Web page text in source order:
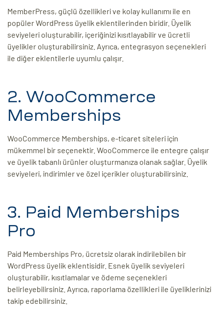
MemberPress, güçlü özellikleri ve kolay kullanımı ile en
popüler WordPress üyelik eklentilerinden biridir. Üyelik
seviyeleri oluşturabilir, içeriğinizi kısıtlayabilir ve ücretli
üyelikler oluşturabilirsiniz. Ayrıca, entegrasyon seçenekleri
ile diğer eklentilerle uyumlu çalışır.
2. WooCommerce
Memberships
WooCommerce Memberships, e-ticaret siteleri için
mükemmel bir seçenektir. WooCommerce ile entegre çalışır
ve üyelik tabanlı ürünler oluşturmanıza olanak sağlar. Üyelik
seviyeleri, indirimler ve özel içerikler oluşturabilirsiniz.
3. Paid Memberships
Pro
Paid Memberships Pro, ücretsiz olarak indirilebilen bir
WordPress üyelik eklentisidir. Esnek üyelik seviyeleri
oluşturabilir, kısıtlamalar ve ödeme seçenekleri
belirleyebilirsiniz. Ayrıca, raporlama özellikleri ile üyeliklerinizi
takip edebilirsiniz.